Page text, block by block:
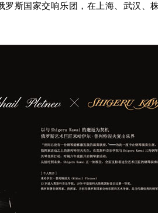
罗斯国家交响乐团，在上海、武汉、